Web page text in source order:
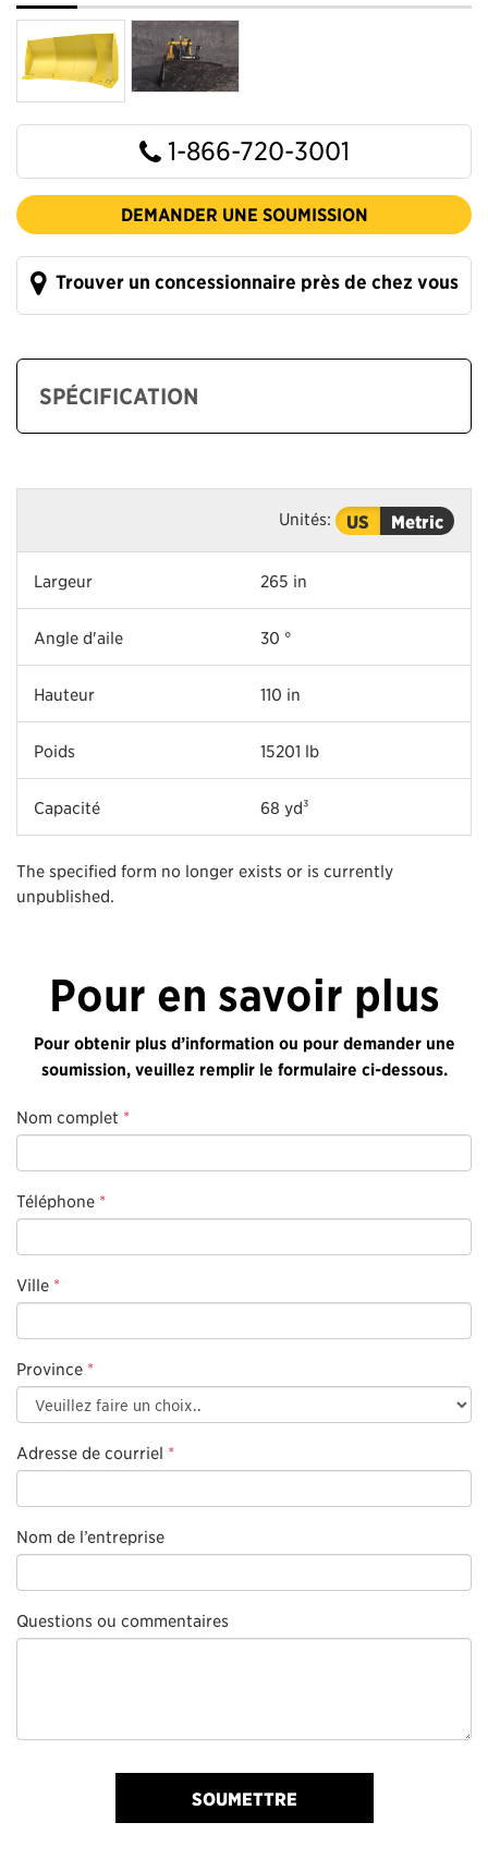
1-866-720-3001
DEMANDER UNE SOUMISSION
Trouver un concessionnaire près de chez vous
SPÉCIFICATION
Unités: US Metric
Largeur 265 in
Angle d'aile 30 °
Hauteur 110 in
Poids 15201 lb
Capacité 68 yd³
The specified form no longer exists or is currently
unpublished.
Pour en savoir plus
Pour obtenir plus d’information ou pour demander une
soumission, veuillez remplir le formulaire ci-dessous.
Nom complet *
Téléphone *
Ville *
Province *
Adresse de courriel *
Nom de l’entreprise
Questions ou commentaires
SOUMETTRE